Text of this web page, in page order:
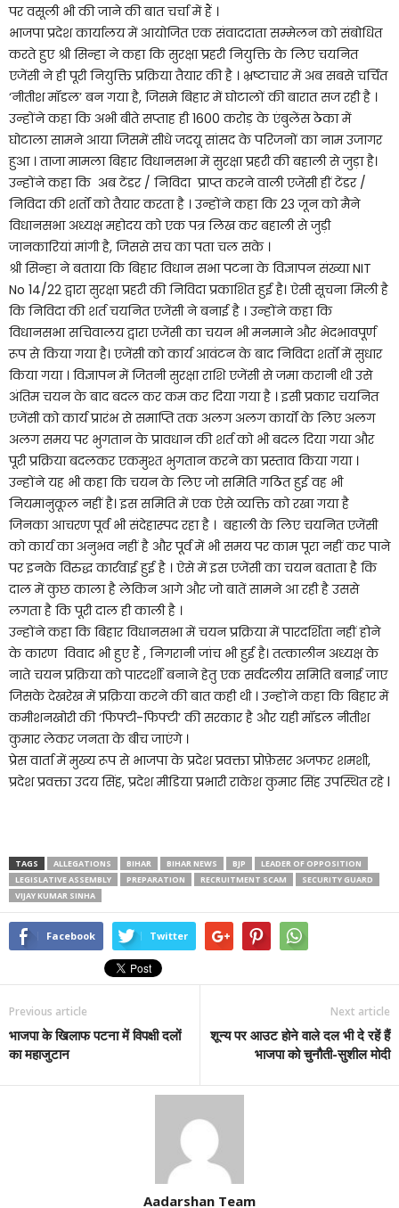
पर वसूली भी की जाने की बात चर्चा में हैं ।
भाजपा प्रदेश कार्यालय में आयोजित एक संवाददाता सम्मेलन को संबोधित
करते हुए श्री सिन्हा ने कहा कि सुरक्षा प्रहरी नियुक्ति के लिए चयनित
एजेंसी ने ही पूरी नियुक्ति प्रक्रिया तैयार की है । भ्रष्टाचार में अब सबसे चर्चित
‘नीतीश मॉडल’ बन गया है, जिसमे बिहार में घोटालों की बारात सज रही है ।
उन्होंने कहा कि अभी बीते सप्ताह ही 1600 करोड़ के एंबुलेंस ठेका में
घोटाला सामने आया जिसमें सीधे जदयू सांसद के परिजनों का नाम उजागर
हुआ । ताजा मामला बिहार विधानसभा में सुरक्षा प्रहरी की बहाली से जुड़ा है।
उन्होंने कहा कि अब टेंडर / निविदा प्राप्त करने वाली एजेंसी हीं टेंडर /
निविदा की शर्तों को तैयार करता है । उन्होंने कहा कि 23 जून को मैने
विधानसभा अध्यक्ष महोदय को एक पत्र लिख कर बहाली से जुड़ी
जानकारियां मांगी है, जिससे सच का पता चल सके ।
श्री सिन्हा ने बताया कि बिहार विधान सभा पटना के विज्ञापन संख्या NIT
No 14/22 द्वारा सुरक्षा प्रहरी की निविदा प्रकाशित हुई है। ऐसी सूचना मिली है
कि निविदा की शर्त चयनित एजेंसी ने बनाई है । उन्होंने कहा कि
विधानसभा सचिवालय द्वारा एजेंसी का चयन भी मनमाने और भेदभावपूर्ण
रूप से किया गया है। एजेंसी को कार्य आवंटन के बाद निविदा शर्तों में सुधार
किया गया । विज्ञापन में जितनी सुरक्षा राशि एजेंसी से जमा करानी थी उसे
अंतिम चयन के बाद बदल कर कम कर दिया गया है । इसी प्रकार चयनित
एजेंसी को कार्य प्रारंभ से समाप्ति तक अलग अलग कार्यों के लिए अलग
अलग समय पर भुगतान के प्रावधान की शर्त को भी बदल दिया गया और
पूरी प्रक्रिया बदलकर एकमुश्त भुगतान करने का प्रस्ताव किया गया ।
उन्होंने यह भी कहा कि चयन के लिए जो समिति गठित हुई वह भी
नियमानुकूल नहीं है। इस समिति में एक ऐसे व्यक्ति को रखा गया है
जिनका आचरण पूर्व भी संदेहास्पद रहा है । बहाली के लिए चयनित एजेंसी
को कार्य का अनुभव नहीं है और पूर्व में भी समय पर काम पूरा नहीं कर पाने
पर इनके विरुद्ध कार्रवाई हुई है । ऐसे में इस एजेंसी का चयन बताता है कि
दाल में कुछ काला है लेकिन आगे और जो बातें सामने आ रही है उससे
लगता है कि पूरी दाल ही काली है ।
उन्होंने कहा कि बिहार विधानसभा में चयन प्रक्रिया में पारदर्शिता नहीं होने
के कारण विवाद भी हुए हैं , निगरानी जांच भी हुई है। तत्कालीन अध्यक्ष के
नाते चयन प्रक्रिया को पारदर्शी बनाने हेतु एक सर्वदलीय समिति बनाई जाए
जिसके देखरेख में प्रक्रिया करने की बात कही थी । उन्होंने कहा कि बिहार में
कमीशनखोरी की ‘फिफ्टी-फिफ्टी’ की सरकार है और यही मॉडल नीतीश
कुमार लेकर जनता के बीच जाएंगे ।
प्रेस वार्ता में मुख्य रूप से भाजपा के प्रदेश प्रवक्ता प्रोफ़ेसर अजफर शमशी,
प्रदेश प्रवक्ता उदय सिंह, प्रदेश मीडिया प्रभारी राकेश कुमार सिंह उपस्थित रहे l
TAGS ALLEGATIONS BIHAR BIHAR NEWS BJP
LEADER OF OPPOSITION
LEGISLATIVE ASSEMBLY
PREPARATION RECRUITMENT SCAM
SECURITY GUARD
VIJAY KUMAR SINHA
Facebook Twitter
Previous article
भाजपा के खिलाफ पटना में विपक्षी दलों
का महाजुटान
Next article
शून्य पर आउट होने वाले दल भी दे रहें हैं
भाजपा को चुनौती-सुशील मोदी
Aadarshan Team